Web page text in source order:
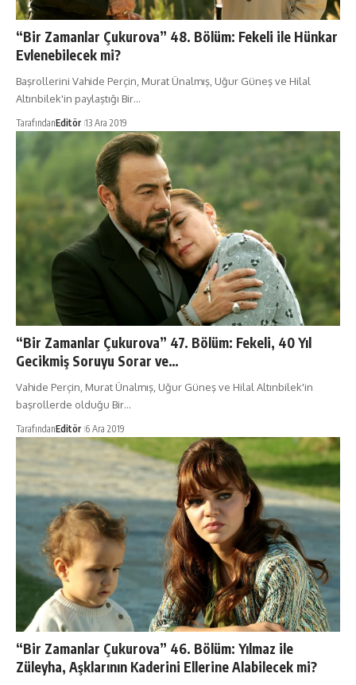
“Bir Zamanlar Çukurova” 48. Bölüm: Fekeli ile Hünkar
Evlenebilecek mi?
Başrollerini Vahide Perçin, Murat Ünalmış, Uğur Güneş ve Hilal
Altınbilek'in paylaştığı Bir…
TarafındanEditör 13 Ara 2019
“Bir Zamanlar Çukurova” 47. Bölüm: Fekeli, 40 Yıl
Gecikmiş Soruyu Sorar ve…
Vahide Perçin, Murat Ünalmış, Uğur Güneş ve Hilal Altınbilek'in
başrollerde olduğu Bir…
TarafındanEditör 6 Ara 2019
“Bir Zamanlar Çukurova” 46. Bölüm: Yılmaz ile
Züleyha, Aşklarının Kaderini Ellerine Alabilecek mi?